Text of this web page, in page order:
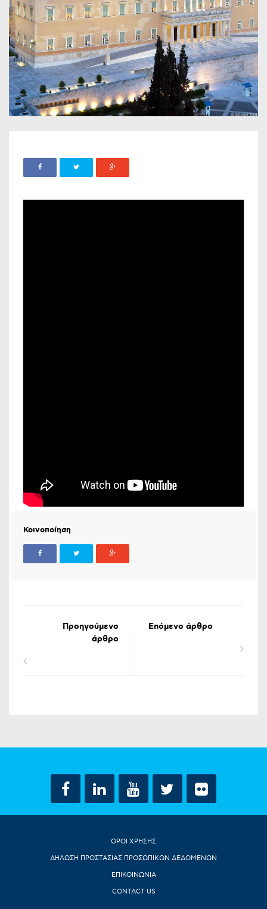
Κοινοποίηση
Προηγούμενο
άρθρο
Επόμενο άρθρο
ΟΡΟΙ ΧΡΗΣΗΣ
ΔΗΛΩΣΗ ΠΡΟΣΤΑΣΙΑΣ ΠΡΟΣΩΠΙΚΩΝ ΔΕΔΟΜΕΝΩΝ
ΕΠΙΚΟΙΝΩΝΙΑ
CONTACT US